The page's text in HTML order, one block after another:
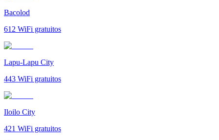
Bacolod
612 WiFi gratuitos
Lapu-Lapu City
443 WiFi gratuitos
Iloilo City
421 WiFi gratuitos